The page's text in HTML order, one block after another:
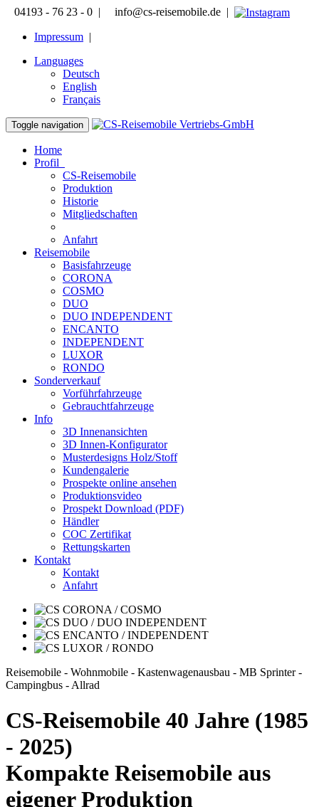
04193 - 76 23 - 0 | info@cs-reisemobile.de |
Impressum |
Languages
Deutsch
English
Français
Toggle navigation
Home
Profil
CS-Reisemobile
Produktion
Historie
Mitgliedschaften
Anfahrt
Reisemobile
Basisfahrzeuge
CORONA
COSMO
DUO
DUO INDEPENDENT
ENCANTO
INDEPENDENT
LUXOR
RONDO
Sonderverkauf
Vorführfahrzeuge
Gebrauchtfahrzeuge
Info
3D Innenansichten
3D Innen-Konfigurator
Musterdesigns Holz/Stoff
Kundengalerie
Prospekte online ansehen
Produktionsvideo
Prospekt Download (PDF)
Händler
COC Zertifikat
Rettungskarten
Kontakt
Kontakt
Anfahrt
Reisemobile - Wohnmobile - Kastenwagenausbau - MB Sprinter -
Campingbus - Allrad
CS-Reisemobile 40 Jahre (1985
- 2025)
Kompakte Reisemobile aus
eigener Produktion